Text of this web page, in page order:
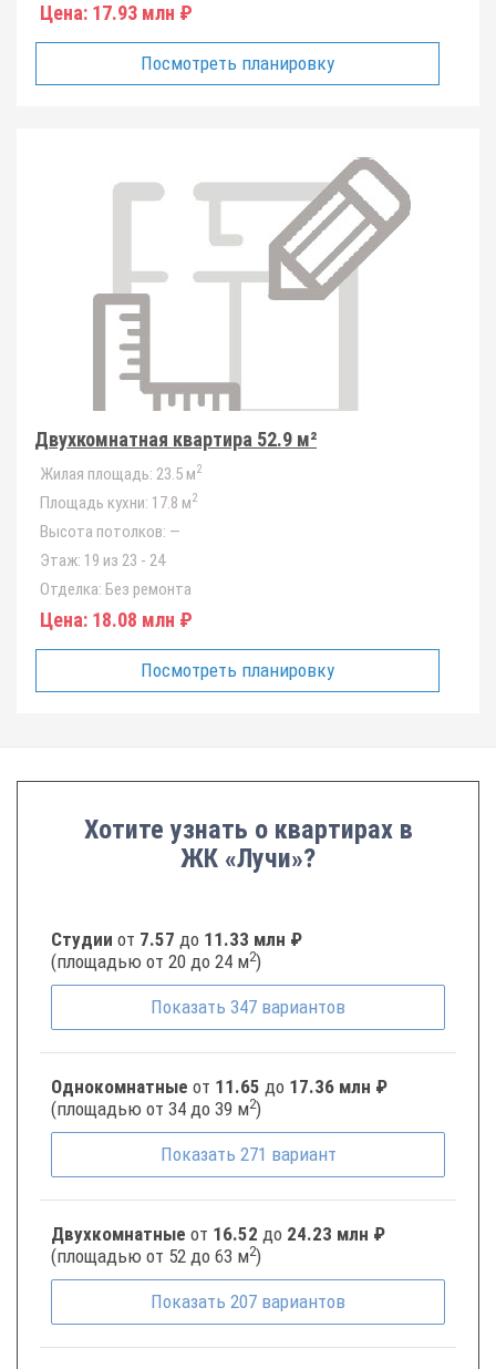
Цена: 17.93 млн ₽
Посмотреть планировку
Двухкомнатная квартира 52.9 м²
Жилая площадь: 23.5 м2
Площадь кухни: 17.8 м2
Высота потолков: —
Этаж: 19 из 23 - 24
Отделка: Без ремонта
Цена: 18.08 млн ₽
Посмотреть планировку
Хотите узнать о квартирах в
ЖК «Лучи»?
Студии от 7.57 до 11.33 млн ₽
(площадью от 20 до 24 м2)
Показать 347 вариантов
Однокомнатные от 11.65 до 17.36 млн ₽
(площадью от 34 до 39 м2)
Показать 271 вариант
Двухкомнатные от 16.52 до 24.23 млн ₽
(площадью от 52 до 63 м2)
Показать 207 вариантов